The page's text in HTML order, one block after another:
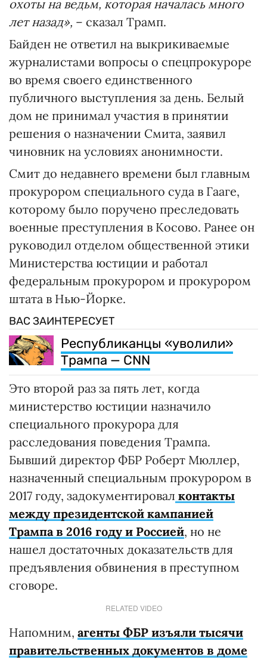
охоты на ведьм, которая началась много
лет назад», – сказал Трамп.
Байден не ответил на выкрикиваемые
журналистами вопросы о спецпрокуроре
во время своего единственного
публичного выступления за день. Белый
дом не принимал участия в принятии
решения о назначении Смита, заявил
чиновник на условиях анонимности.
Смит до недавнего времени был главным
прокурором специального суда в Гааге,
которому было поручено преследовать
военные преступления в Косово. Ранее он
руководил отделом общественной этики
Министерства юстиции и работал
федеральным прокурором и прокурором
штата в Нью-Йорке.
ВАС ЗАИНТЕРЕСУЕТ
Республиканцы «уволили»
Трампа — CNN
Это второй раз за пять лет, когда
министерство юстиции назначило
специального прокурора для
расследования поведения Трампа.
Бывший директор ФБР Роберт Мюллер,
назначенный специальным прокурором в
2017 году, задокументировал контакты
между президентской кампанией
Трампа в 2016 году и Россией, но не
нашел достаточных доказательств для
предъявления обвинения в преступном
сговоре.
RELATED VIDEO
Напомним, агенты ФБР изъяли тысячи
правительственных документов в доме